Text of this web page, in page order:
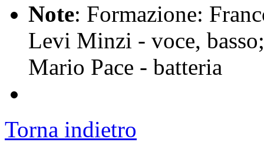
Note: Formazione:
Levi Minzi - voce,
Mario Pace - batteria
Torna indietro